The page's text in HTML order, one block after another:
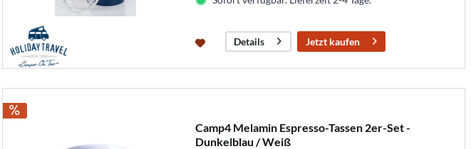
Details Jetzt kaufen
Camp4 Melamin Espresso-Tassen 2er-Set -
Dunkelblau / Weiß